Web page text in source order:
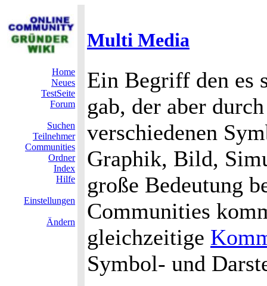
Multi Media
Home
Neues
TestSeite
Forum
Suchen
Teilnehmer
Communities
Ordner
Index
Hilfe
Einstellungen
Ändern
Ein Begriff den es
gab, der aber
verschiedenen
Graphik, Bild,
große Bedeutung
Communities
gleichzeitige
Symbol- und